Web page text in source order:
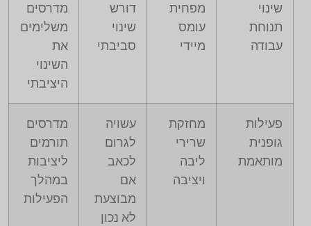
שינוי
תנוחת
עבודה
מפחית
עומס
מיידי
דורש
שינוי
סביבתי
מדרסים
משלימים
את
השינוי
היציבתי
פעילות
גופנית
מותאמת
מחזקת
שרירי
ליבה
ויציבה
עשויה
לגרום
לכאב
אם
מבוצעת
לא נכון
מדרסים
תורמים
ליציבות
במהלך
הפעילות